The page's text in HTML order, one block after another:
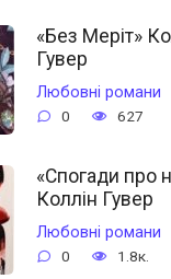
«Без Меріт»
Гувер
Любовні романи
0 627
«Спогади про
Коллін Гувер
Любовні романи
0 1.8к.